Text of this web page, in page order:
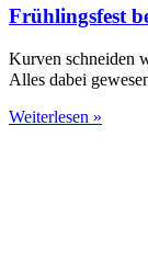
Frühlingsfest
Kurven schneiden
Alles dabei
Weiterlesen »